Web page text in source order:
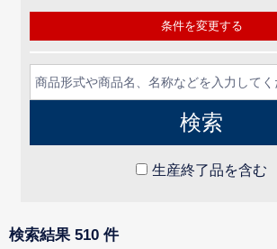
条件を変更する
生産終了品を含む
検索結果 510 件